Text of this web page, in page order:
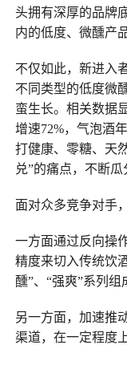
头拥有深厚的品牌
内的低度、微醺产
不仅如此，新进入
不同类型的低度微
蛮生长。相关数据
增速72%，气泡酒
打健康、零糖、天
兑”的痛点，不断瓜
面对众多竞争对手
一方面通过反向操
精度来切入传统饮
醺”、“强爽”系列组
另一方面，加速推
渠道，在一定程度